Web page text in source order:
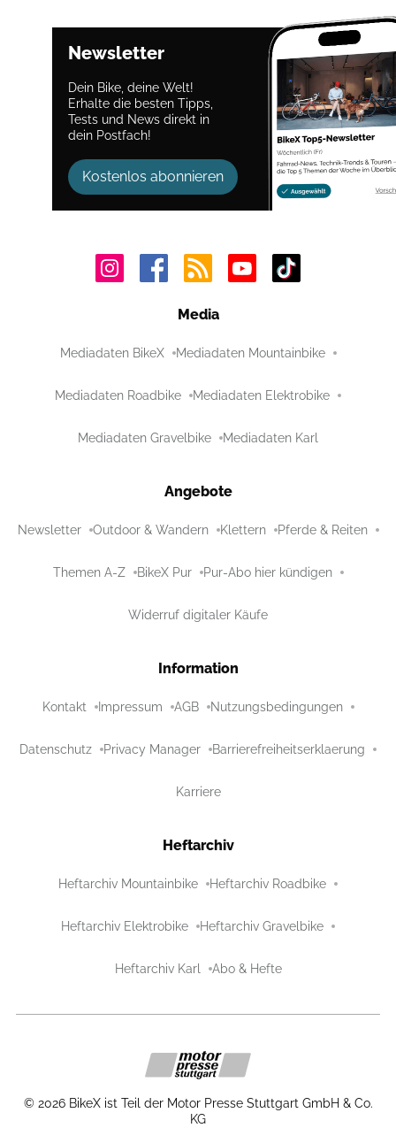
Newsletter
Dein Bike, deine Welt!
Erhalte die besten Tipps,
Tests und News direkt in
dein Postfach!
Kostenlos abonnieren
Media
Mediadaten BikeX Mediadaten Mountainbike
Mediadaten Roadbike Mediadaten Elektrobike
Mediadaten Gravelbike Mediadaten Karl
Angebote
Newsletter Outdoor & Wandern Klettern Pferde & Reiten
Themen A-Z BikeX Pur Pur-Abo hier kündigen
Widerruf digitaler Käufe
Information
Kontakt Impressum AGB Nutzungsbedingungen
Datenschutz Privacy Manager Barrierefreiheitserklaerung
Karriere
Heftarchiv
Heftarchiv Mountainbike Heftarchiv Roadbike
Heftarchiv Elektrobike Heftarchiv Gravelbike
Heftarchiv Karl Abo & Hefte
© 2026 BikeX ist Teil der Motor Presse Stuttgart GmbH & Co.
KG